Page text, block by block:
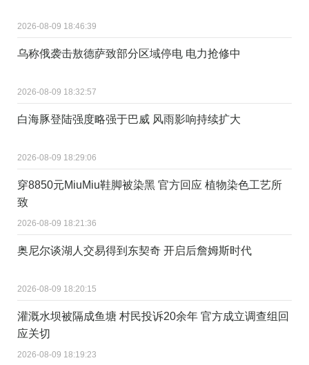
2026-08-09 18:46:39
乌称俄袭击敖德萨致部分区域停电 电力抢修中
2026-08-09 18:32:57
白海豚登陆强度略强于巴威 风雨影响持续扩大
2026-08-09 18:29:06
穿8850元MiuMiu鞋脚被染黑 官方回应 植物染色工艺所
致
2026-08-09 18:21:36
奥尼尔谈湖人交易得到东契奇 开启后詹姆斯时代
2026-08-09 18:20:15
灌溉水坝被隔成鱼塘 村民投诉20余年 官方成立调查组回
应关切
2026-08-09 18:19:23